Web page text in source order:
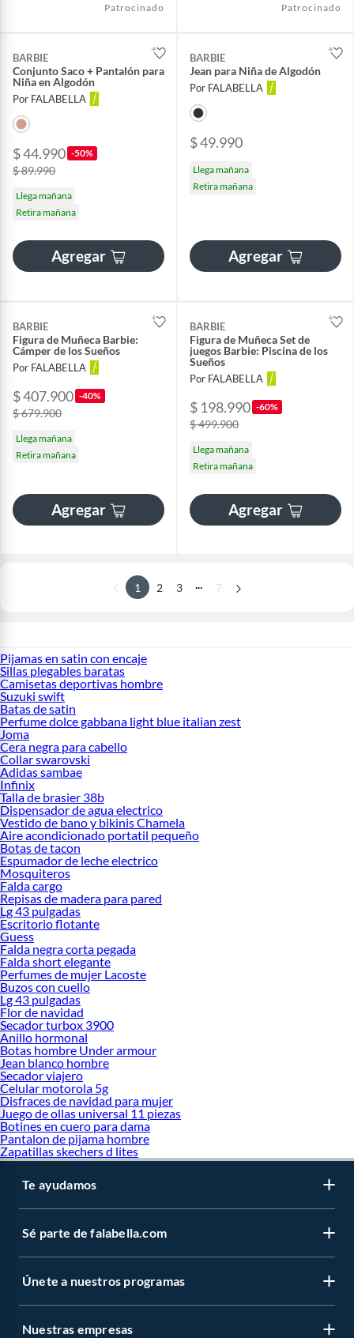
Patrocinado Patrocinado
BARBIE
Conjunto Saco + Pantalón para
Niña en Algodón
Por FALABELLA
$ 44.990 -50%
$ 89.990
Llega mañana
Retira mañana
Agregar
BARBIE
Jean para Niña de Algodón
Por FALABELLA
$ 49.990
Llega mañana
Retira mañana
Agregar
BARBIE
Figura de Muñeca Barbie:
Cámper de los Sueños
Por FALABELLA
$ 407.900 -40%
$ 679.900
Llega mañana
Retira mañana
Agregar
BARBIE
Figura de Muñeca Set de
juegos Barbie: Piscina de los
Sueños
Por FALABELLA
$ 198.990 -60%
$ 499.900
Llega mañana
Retira mañana
Agregar
1 2 3 ... 7
Pijamas en satin con encaje
Sillas plegables baratas
Camisetas deportivas hombre
Suzuki swift
Batas de satin
Perfume dolce gabbana light blue italian zest
Joma
Cera negra para cabello
Collar swarovski
Adidas sambae
Infinix
Talla de brasier 38b
Dispensador de agua electrico
Vestido de bano y bikinis Chamela
Aire acondicionado portatil pequeño
Botas de tacon
Espumador de leche electrico
Mosquiteros
Falda cargo
Repisas de madera para pared
Lg 43 pulgadas
Escritorio flotante
Guess
Falda negra corta pegada
Falda short elegante
Perfumes de mujer Lacoste
Buzos con cuello
Lg 43 pulgadas
Flor de navidad
Secador turbox 3900
Anillo hormonal
Botas hombre Under armour
Jean blanco hombre
Secador viajero
Celular motorola 5g
Disfraces de navidad para mujer
Juego de ollas universal 11 piezas
Botines en cuero para dama
Pantalon de pijama hombre
Zapatillas skechers d lites
Te ayudamos
Sé parte de falabella.com
Únete a nuestros programas
Nuestras empresas